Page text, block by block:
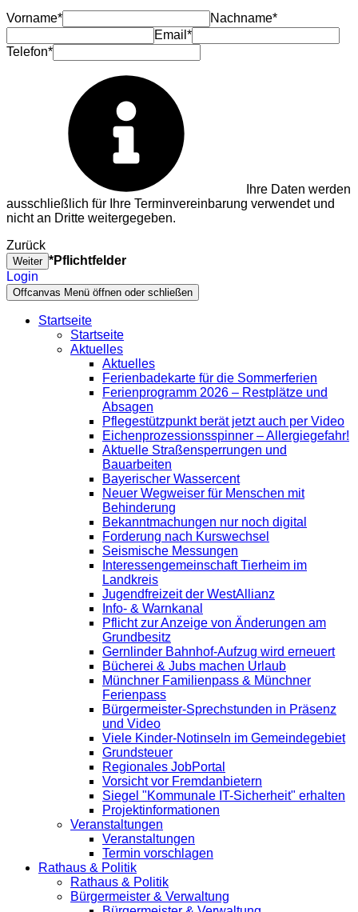
Vorname*
Nachname*
Email*
Telefon*
Ihre Daten werden
ausschließlich für Ihre Terminvereinbarung verwendet und
nicht an Dritte weitergegeben.
Zurück
Weiter *Pflichtfelder
Login
Offcanvas Menü öffnen oder schließen
Startseite
Startseite
Aktuelles
Aktuelles
Ferienbadekarte für die Sommerferien
Ferienprogramm 2026 – Restplätze und
Absagen
Pflegestützpunkt berät jetzt auch per Video
Eichenprozessionsspinner – Allergiegefahr!
Aktuelle Straßensperrungen und
Bauarbeiten
Bayerischer Wassercent
Neuer Wegweiser für Menschen mit
Behinderung
Bekanntmachungen nur noch digital
Forderung nach Kurswechsel
Seismische Messungen
Interessengemeinschaft Tierheim im
Landkreis
Jugendfreizeit der WestAllianz
Info- & Warnkanal
Pflicht zur Anzeige von Änderungen am
Grundbesitz
Gernlinder Bahnhof-Aufzug wird erneuert
Bücherei & Jubs machen Urlaub
Münchner Familienpass & Münchner
Ferienpass
Bürgermeister-Sprechstunden in Präsenz
und Video
Viele Kinder-Notinseln im Gemeindegebiet
Grundsteuer
Regionales JobPortal
Vorsicht vor Fremdanbietern
Siegel "Kommunale IT-Sicherheit" erhalten
Projektinformationen
Veranstaltungen
Veranstaltungen
Termin vorschlagen
Rathaus & Politik
Rathaus & Politik
Bürgermeister & Verwaltung